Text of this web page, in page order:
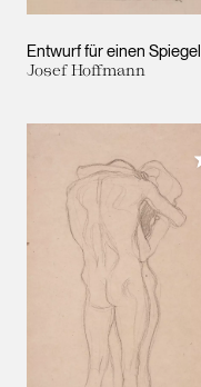
Entwurf für einen Spiegel
Josef Hoffmann